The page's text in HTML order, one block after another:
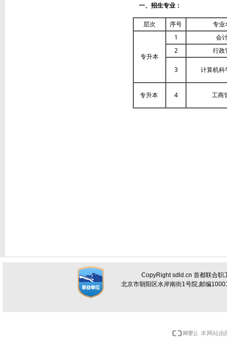
一、招生专业：
层次 序号 专业
专升本
1
会
2
行政
3 计算机科
专升本 4 工商
CopyRight sdld.cn 首都联合
北京市朝阳区水岸南街1号院,邮编
本网站由